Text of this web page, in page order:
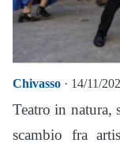
Chivasso · 14/11/
Teatro in natura,
scambio fra